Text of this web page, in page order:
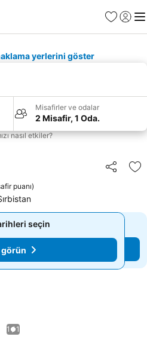
Favoriler
Giriş
yerlerini göster
Misafirler ve odalar
2 Misafir, 1 Oda.
nasıl etkiler?
Paylaş
puanı)
seçin
görün
seçin
görün
1 / 1